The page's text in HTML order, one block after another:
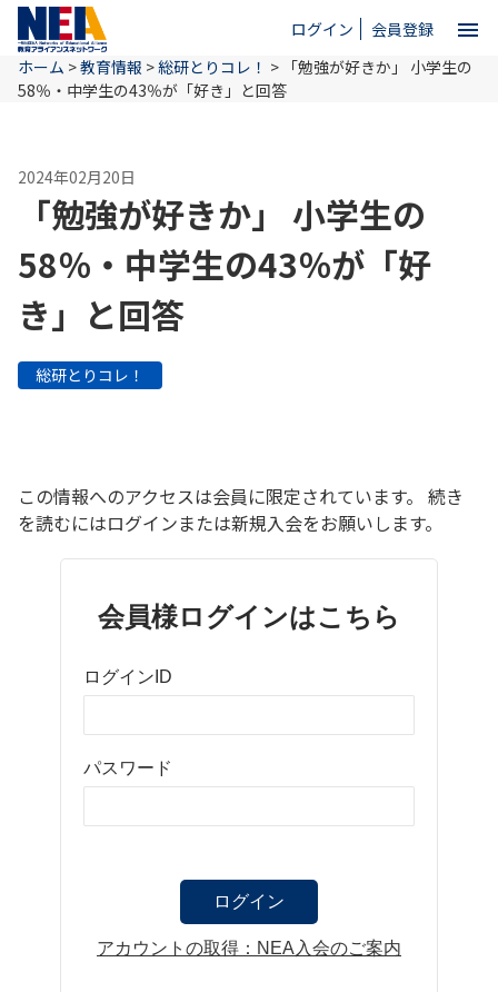
ログイン 会員登録 menu
ホーム
NEAとは
教育情報
お問い合わせ
ホーム >教育情報 >総研とりコレ！ > 「勉強が好きか」 小学生の
58％・中学生の43％が「好き」と回答
2024年02月20日
「勉強が好きか」 小学生の
58％・中学生の43％が「好
き」と回答
総研とりコレ！
この情報へのアクセスは会員に限定されています。 続き
を読むにはログインまたは新規入会をお願いします。
会員様ログインはこちら
ログインID
パスワード
アカウントの取得：NEA入会のご案内